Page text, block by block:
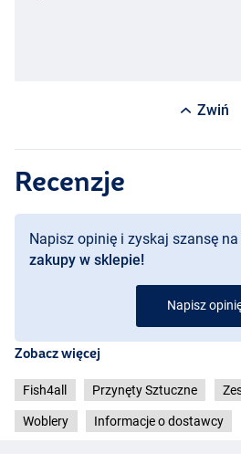
Zwiń
Recenzje
Napisz opinię i zyskaj szansę
zakupy w sklepie!
Napisz
Zobacz więcej
Fish4all Przynęty Sztuczne
Woblery Informacje o dostawcy